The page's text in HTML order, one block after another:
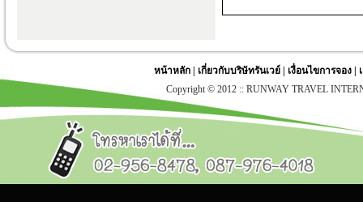
หน้าหลัก เกี่ยวกับบริษัทรันเวย์ เงื่อนไขการจอง
Copyright © 2012 :: RUNWAY TRAVEL